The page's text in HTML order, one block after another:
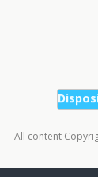
All content